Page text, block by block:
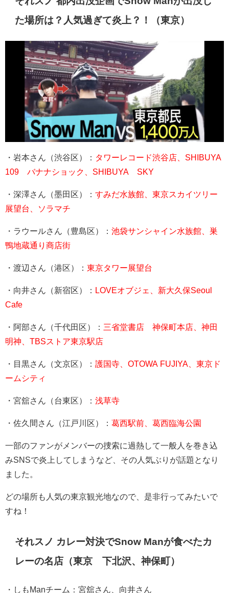
た場所は？人気過ぎて炎上？！（東京）
・岩本さん（渋谷区）： タワーレコード渋谷店、SHIBUYA
109 バナナショック、SHIBUYA SKY
・深澤さん（墨田区）： すみだ水族館、東京スカイツリー
展望台、ソラマチ
・ラウールさん（豊島区）： 池袋サンシャイン水族館、巣
鴨地蔵通り商店街
・渡辺さん（港区）： 東京タワー展望台
・向井さん（新宿区）：
LOVEオブジェ、新大久保Seoul
Cafe
・阿部さん（千代田区）： 三省堂書店 神保町本店、神田
明神、TBSストア東京駅店
・目黒さん（文京区）： 護国寺、OTOWA FUJIYA、東京ド
ームシティ
・宮舘さん（台東区）： 浅草寺
・佐久間さん（江戸川区）： 葛西駅前、葛西臨海公園
一部のファンがメンバーの捜索に過熱して一般人を巻き込
みSNSで炎上してしまうなど、その人気ぶりが話題となり
ました。
どの場所も人気の東京観光地なので、是非行ってみたいで
すね！
それスノ カレー対決でSnow Manが食べたカ
レーの名店（東京 下北沢、神保町）
・しもManチーム：宮舘さん、向井さん